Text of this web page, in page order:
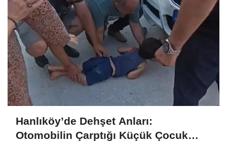
Hanlıköy’de Dehşet Anları:
Otomobilin Çarptığı Küçük Çocuk